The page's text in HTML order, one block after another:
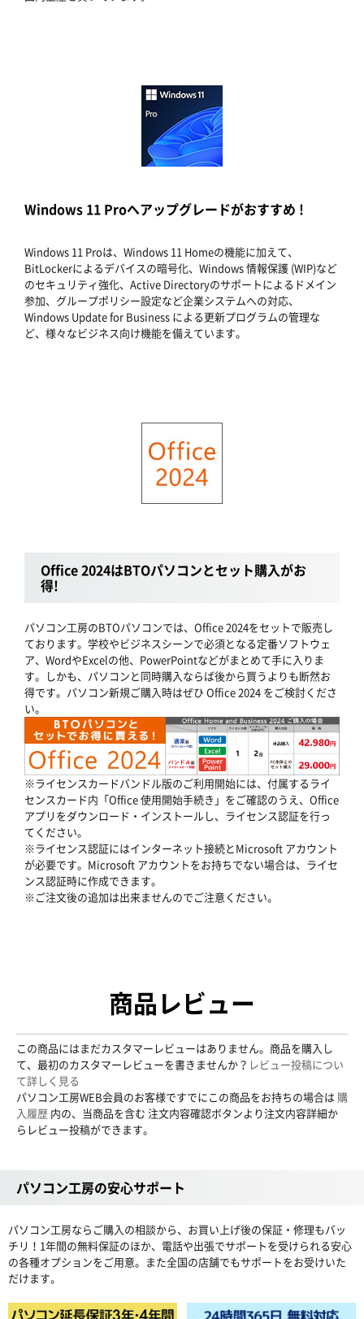
Windows 11 Proへアップグレードがおすすめ !
Windows 11 Proは、Windows 11 Homeの機能に加えて、
BitLockerによるデバイスの暗号化、Windows 情報保護 (WIP)など
のセキュリティ強化、Active Directoryのサポートによるドメイン
参加、グループポリシー設定など企業システムへの対応、
Windows Update for Business による更新プログラムの管理な
ど、様々なビジネス向け機能を備えています。
Office 2024はBTOパソコンとセット購入がお
得!
パソコン工房のBTOパソコンでは、Office 2024をセットで販売し
ております。学校やビジネスシーンで必須となる定番ソフトウェ
ア、WordやExcelの他、PowerPointなどがまとめて手に入りま
す。しかも、パソコンと同時購入ならば後から買うよりも断然お
得です。パソコン新規ご購入時はぜひ Office 2024 をご検討くださ
い。
※ライセンスカードバンドル版のご利用開始には、付属するライ
センスカード内「Office 使用開始手続き」をご確認のうえ、Office
アプリをダウンロード・インストールし、ライセンス認証を行っ
てください。
※ライセンス認証にはインターネット接続とMicrosoft アカウント
が必要です。Microsoft アカウントをお持ちでない場合は、ライセ
ンス認証時に作成できます。
※ご注文後の追加は出来ませんのでご注意ください。
商品レビュー
この商品にはまだカスタマーレビューはありません。商品を購入し
て、最初のカスタマーレビューを書きませんか？ レビュー投稿につい
て詳しく見る
パソコン工房WEB会員のお客様ですでにこの商品をお持ちの場合は 購
入履歴 内の、当商品を含む 注文内容確認ボタンより注文内容詳細か
らレビュー投稿ができます。
パソコン工房の安心サポート
パソコン工房ならご購入の相談から、お買い上げ後の保証・修理もバッ
チリ！1年間の無料保証のほか、電話や出張でサポートを受けられる安心
の各種オプションをご用意。また全国の店舗でもサポートをお受けいた
だけます。